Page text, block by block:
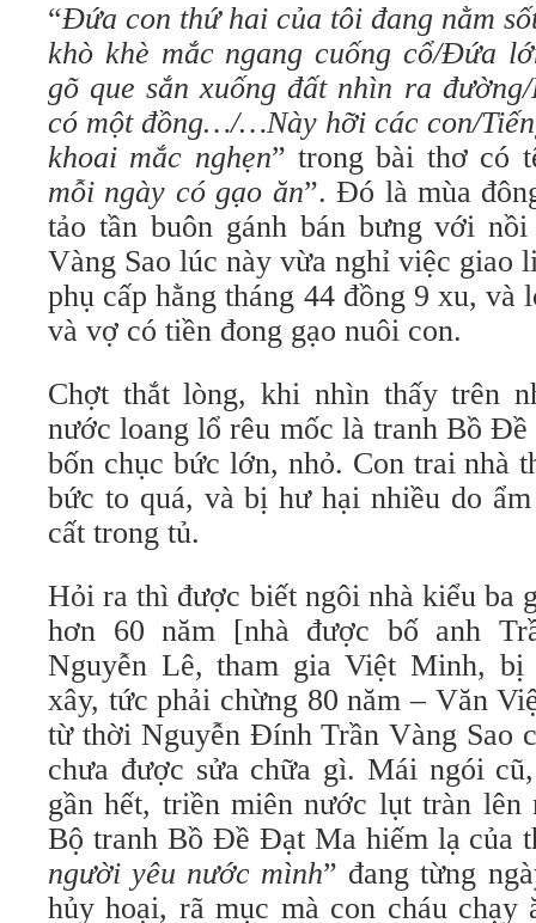
“Đứa con thứ hai của tôi đang nằm
khò khè mắc ngang cuống cổ/Đứa
gõ que sắn xuống đất nhìn ra
có một đồng…/…Này hỡi các con/
khoai mắc nghẹn” trong bài thơ có
mỗi ngày có gạo ăn”. Đó là mùa
tảo tần buôn gánh bán bưng với
Vàng Sao lúc này vừa nghỉ việc giao
phụ cấp hằng tháng 44 đồng 9 xu, và
và vợ có tiền đong gạo nuôi con.
Chợt thắt lòng, khi nhìn thấy trên
nước loang lổ rêu mốc là tranh Bồ
bốn chục bức lớn, nhỏ. Con trai nhà
bức to quá, và bị hư hại nhiều do
cất trong tủ.
Hỏi ra thì được biết ngôi nhà kiểu ba
hơn 60 năm [nhà được bố anh
Nguyễn Lê, tham gia Việt Minh, bị
xây, tức phải chừng 80 năm – Văn
từ thời Nguyễn Đính Trần Vàng Sao
chưa được sửa chữa gì. Mái ngói
gần hết, triền miên nước lụt tràn
Bộ tranh Bồ Đề Đạt Ma hiếm lạ của
người yêu nước mình” đang từng
hủy hoại, rã mục mà con cháu chạy